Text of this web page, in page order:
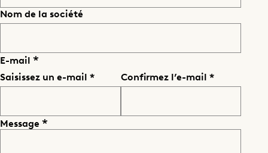
Nom de la société
E-mail
Saisissez un e-mail
Confirmez l’e-mail
Message